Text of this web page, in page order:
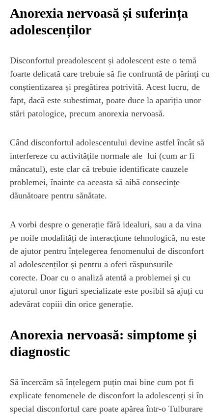
Anorexia nervoasă și suferința
adolescenților
Disconfortul preadolescent și adolescent este o temă
foarte delicată care trebuie să fie confruntă de părinți cu
conștientizarea și pregătirea potrivită. Acest lucru, de
fapt, dacă este subestimat, poate duce la apariția unor
stări patologice, precum anorexia nervoasă.
Când disconfortul adolescentului devine astfel încât să
interfereze cu activitățile normale ale lui (cum ar fi
mâncatul), este clar că trebuie identificate cauzele
problemei, înainte ca aceasta să aibă consecințe
dăunătoare pentru sănătate.
A vorbi despre o generație fără idealuri, sau a da vina
pe noile modalități de interacțiune tehnologică, nu este
de ajutor pentru înțelegerea fenomenului de disconfort
al adolescenților și pentru a oferi răspunsurile
corecte. Doar cu o analiză atentă a problemei și cu
ajutorul unor figuri specializate este posibil să ajuți cu
adevărat copiii din orice generație.
Anorexia nervoasă: simptome și
diagnostic
Să încercăm să înțelegem puțin mai bine cum pot fi
explicate fenomenele de disconfort la adolescenți și în
special disconfortul care poate apărea într-o Tulburare